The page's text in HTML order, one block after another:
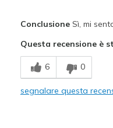
Breathe Well
Comfortable
ConclusioneSì, mi
Questa recensione è
6 0
segnalare questa